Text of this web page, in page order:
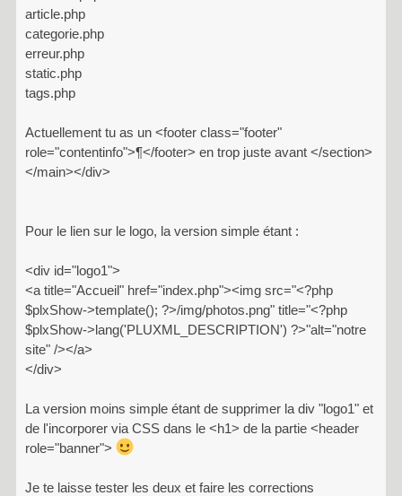
article.php
categorie.php
erreur.php
static.php
tags.php
Actuellement tu as un <footer class="footer"
role="contentinfo">¶</footer> en trop juste avant </section>
</main></div>
Pour le lien sur le logo, la version simple étant :
<div id="logo1">
<a title="Accueil" href="index.php"><img src="<?php
$plxShow->template(); ?>/img/photos.png" title="<?php
$plxShow->lang('PLUXML_DESCRIPTION') ?>"alt="notre
site" /></a>
</div>
La version moins simple étant de supprimer la div "logo1" et
de l'incorporer via CSS dans le <h1> de la partie <header
role="banner">
Je te laisse tester les deux et faire les corrections